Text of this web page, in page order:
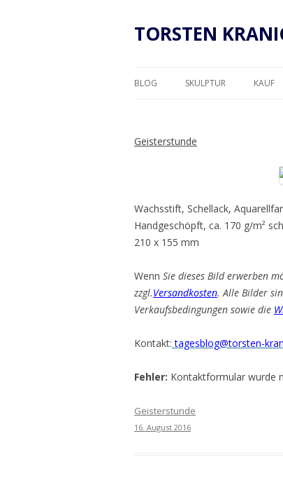
TORSTEN
BLOG SKULPTUR KAUF
Geisterstunde
Wachsstift, Schellack,
Handgeschöpft, ca. 170 g/m²
210 x 155 mm
Wenn Sie dieses Bild erwerben
zzgl.Versandkosten. Alle Bilder
Verkaufsbedingungen sowie die
Kontakt: tagesblog@torsten-
Fehler: Kontaktformular wurde
Geisterstunde
16. August 2016